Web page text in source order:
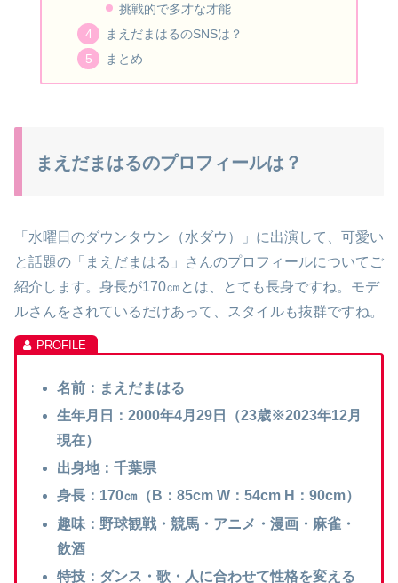
挑戦的で多才な才能
まえだまはるのSNSは？
まとめ
まえだまはるのプロフィールは？
「水曜日のダウンタウン（水ダウ）」に出演して、可愛い
と話題の「まえだまはる」さんのプロフィールについてご
紹介します。身長が170㎝とは、とても長身ですね。モデ
ルさんをされているだけあって、スタイルも抜群ですね。
名前：まえだまはる
生年月日：2000年4月29日（23歳※2023年12月
現在）
出身地：千葉県
身長：170㎝（B：85cm W：54cm H：90cm）
趣味：野球観戦・競馬・アニメ・漫画・麻雀・
飲酒
特技：ダンス・歌・人に合わせて性格を変える